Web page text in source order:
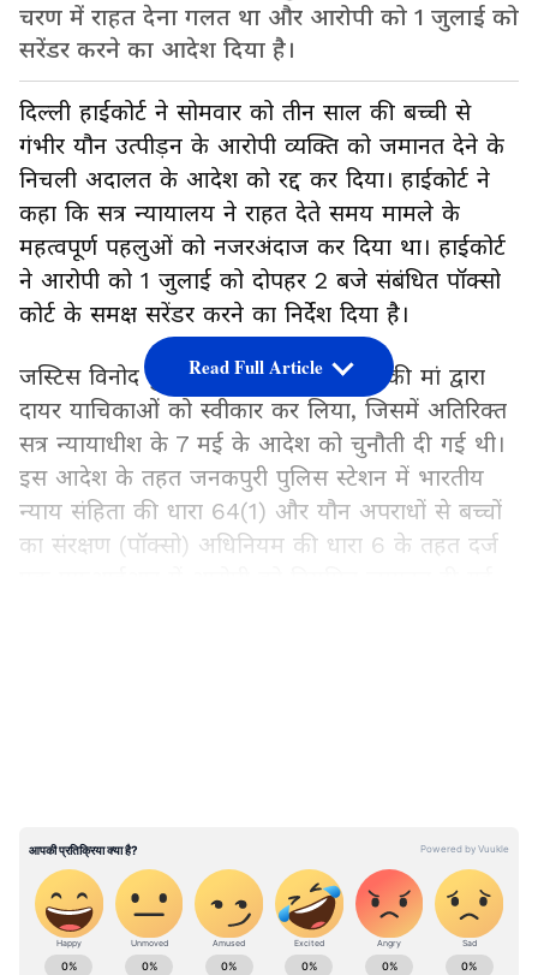
चरण में राहत देना गलत था और आरोपी को 1 जुलाई को
सरेंडर करने का आदेश दिया है।
दिल्ली हाईकोर्ट ने सोमवार को तीन साल की बच्ची से
गंभीर यौन उत्पीड़न के आरोपी व्यक्ति को जमानत देने के
निचली अदालत के आदेश को रद्द कर दिया। हाईकोर्ट ने
कहा कि सत्र न्यायालय ने राहत देते समय मामले के
महत्वपूर्ण पहलुओं को नजरअंदाज कर दिया था। हाईकोर्ट
ने आरोपी को 1 जुलाई को दोपहर 2 बजे संबंधित पॉक्सो
कोर्ट के समक्ष सरेंडर करने का निर्देश दिया है।
जस्टिस विनोद कुमार ने राज्य और पीड़िता की मां द्वारा
दायर याचिकाओं को स्वीकार कर लिया, जिसमें अतिरिक्त
सत्र न्यायाधीश के 7 मई के आदेश को चुनौती दी गई थी।
इस आदेश के तहत जनकपुरी पुलिस स्टेशन में भारतीय
न्याय संहिता की धारा 64(1) और यौन अपराधों से बच्चों
का संरक्षण (पॉक्सो) अधिनियम की धारा 6 के तहत दर्ज
माना कि सत्र न्यायालय ने आरोपी को जमानत पर रिहा
करने से पहले बच्चे के आरोपों और अन्य आसपास की
परिस्थितियों पर पर्याप्त रूप से विचार नहीं किया।
Read Full Article
ABOUT THE AUTHOR